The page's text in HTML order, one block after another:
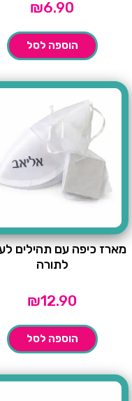
₪6.90
הוספה לסל
מארז כיפה עם תהילים
לתורה
₪12.90
הוספה לסל